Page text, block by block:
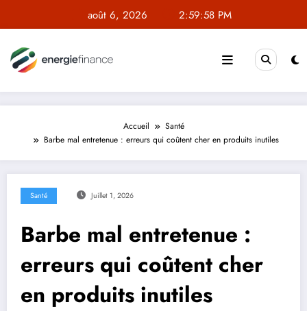
contenu
août 6, 2026 2:59:58 PM
Accueil
Santé
Barbe mal entretenue : erreurs qui coûtent cher en produits inutiles
Santé Juillet 1, 2026
Barbe mal entretenue :
erreurs qui coûtent cher
en produits inutiles